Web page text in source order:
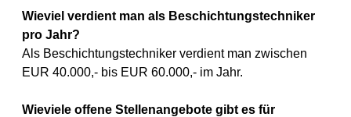
Wieviel verdient man als Beschichtungstechniker
pro Jahr?
Als Beschichtungstechniker verdient man zwischen
EUR 40.000,- bis EUR 60.000,- im Jahr.
Wieviele offene Stellenangebote gibt es für